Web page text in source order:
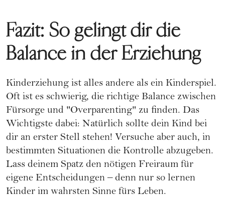
Fazit: So gelingt dir die
Balance in der Erziehung
Kinderziehung ist alles andere als ein Kinderspiel.
Oft ist es schwierig, die richtige Balance zwischen
Fürsorge und "Overparenting" zu finden. Das
Wichtigste dabei: Natürlich sollte dein Kind bei
dir an erster Stell stehen! Versuche aber auch, in
bestimmten Situationen die Kontrolle abzugeben.
Lass deinem Spatz den nötigen Freiraum für
eigene Entscheidungen – denn nur so lernen
Kinder im wahrsten Sinne fürs Leben.